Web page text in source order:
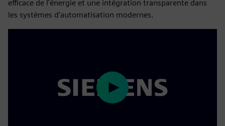
efficace de l'énergie et une intégration transparente dans
les systèmes d'automatisation modernes.
Play